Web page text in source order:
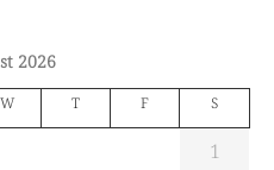
2026
W T F S
1